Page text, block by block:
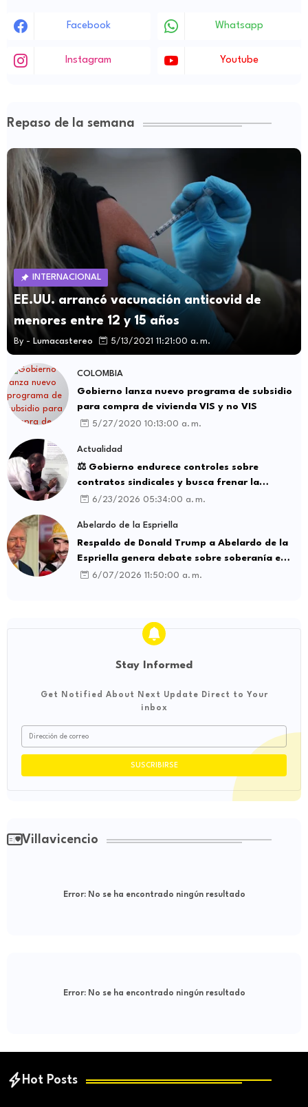
Facebook Whatsapp
Instagram Youtube
Repaso de la semana
INTERNACIONAL
EE.UU. arrancó vacunación anticovid de
menores entre 12 y 15 años
By - Lumacastereo 5/13/2021 11:21:00 a. m.
COLOMBIA
Gobierno lanza nuevo programa de subsidio
para compra de vivienda VIS y no VIS
5/27/2020 10:13:00 a. m.
Actualidad
⚖️ Gobierno endurece controles sobre
contratos sindicales y busca frenar la
intermediación laboral ilegal
6/23/2026 05:34:00 a. m.
Abelardo de la Espriella
Respaldo de Donald Trump a Abelardo de la
Espriella genera debate sobre soberanía e
influencia internacional
6/07/2026 11:50:00 a. m.
Stay Informed
Get Notified About Next Update Direct to Your
inbox
Villavicencio
Error:No se ha encontrado ningún resultado
Error:No se ha encontrado ningún resultado
Hot Posts